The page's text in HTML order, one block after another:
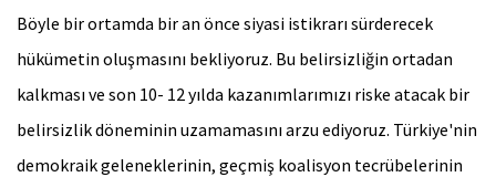
Böyle bir ortamda bir an önce siyasi istikrarı sürderecek
hükümetin oluşmasını bekliyoruz. Bu belirsizliğin ortadan
kalkması ve son 10- 12 yılda kazanımlarımızı riske atacak bir
belirsizlik döneminin uzamamasını arzu ediyoruz. Türkiye'nin
demokraik geleneklerinin, geçmiş koalisyon tecrübelerinin